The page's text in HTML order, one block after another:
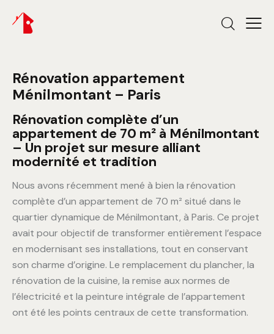
Rénovation appartement
Ménilmontant – Paris
Rénovation complète d’un
appartement de 70 m² à Ménilmontant
– Un projet sur mesure alliant
modernité et tradition
Nous avons récemment mené à bien la rénovation
complète d’un appartement de 70 m² situé dans le
quartier dynamique de Ménilmontant, à Paris. Ce projet
avait pour objectif de transformer entièrement l’espace
en modernisant ses installations, tout en conservant
son charme d’origine. Le remplacement du plancher, la
rénovation de la cuisine, la remise aux normes de
l’électricité et la peinture intégrale de l’appartement
ont été les points centraux de cette transformation.